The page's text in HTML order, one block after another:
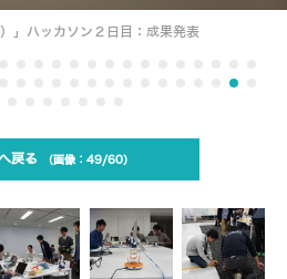
」ハッカソン２日目：成果発表
戻る 49/60